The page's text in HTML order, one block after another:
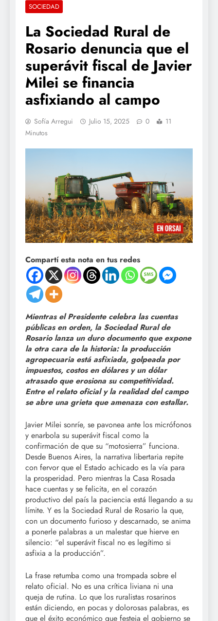
SOCIEDAD
La Sociedad Rural de
Rosario denuncia que el
superávit fiscal de Javier
Milei se financia
asfixiando al campo
Sofía Arregui Julio 15, 2025 0
11
Minutos
Compartí esta nota en tus redes
Mientras el Presidente celebra las cuentas
públicas en orden, la Sociedad Rural de
Rosario lanza un duro documento que expone
la otra cara de la historia: la producción
agropecuaria está asfixiada, golpeada por
impuestos, costos en dólares y un dólar
atrasado que erosiona su competitividad.
Entre el relato oficial y la realidad del campo
se abre una grieta que amenaza con estallar.
Javier Milei sonríe, se pavonea ante los micrófonos
y enarbola su superávit fiscal como la
confirmación de que su “motosierra” funciona.
Desde Buenos Aires, la narrativa libertaria repite
con fervor que el Estado achicado es la vía para
la prosperidad. Pero mientras la Casa Rosada
hace cuentas y se felicita, en el corazón
productivo del país la paciencia está llegando a su
límite. Y es la Sociedad Rural de Rosario la que,
con un documento furioso y descarnado, se anima
a ponerle palabras a un malestar que hierve en
silencio: “el superávit fiscal no es legítimo si
asfixia a la producción”.
La frase retumba como una trompada sobre el
relato oficial. No es una crítica liviana ni una
queja de rutina. Lo que los ruralistas rosarinos
están diciendo, en pocas y dolorosas palabras, es
que el éxito económico que festeja el gobierno se